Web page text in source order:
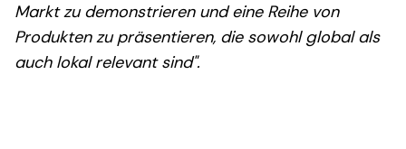
Markt zu demonstrieren und eine Reihe von
Produkten zu präsentieren, die sowohl global als
auch lokal relevant sind".